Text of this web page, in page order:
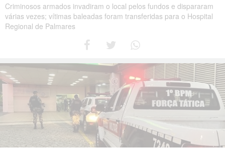
Criminosos armados invadiram o local pelos fundos e dispararam
várias vezes; vítimas baleadas foram transferidas para o Hospital
Regional de Palmares